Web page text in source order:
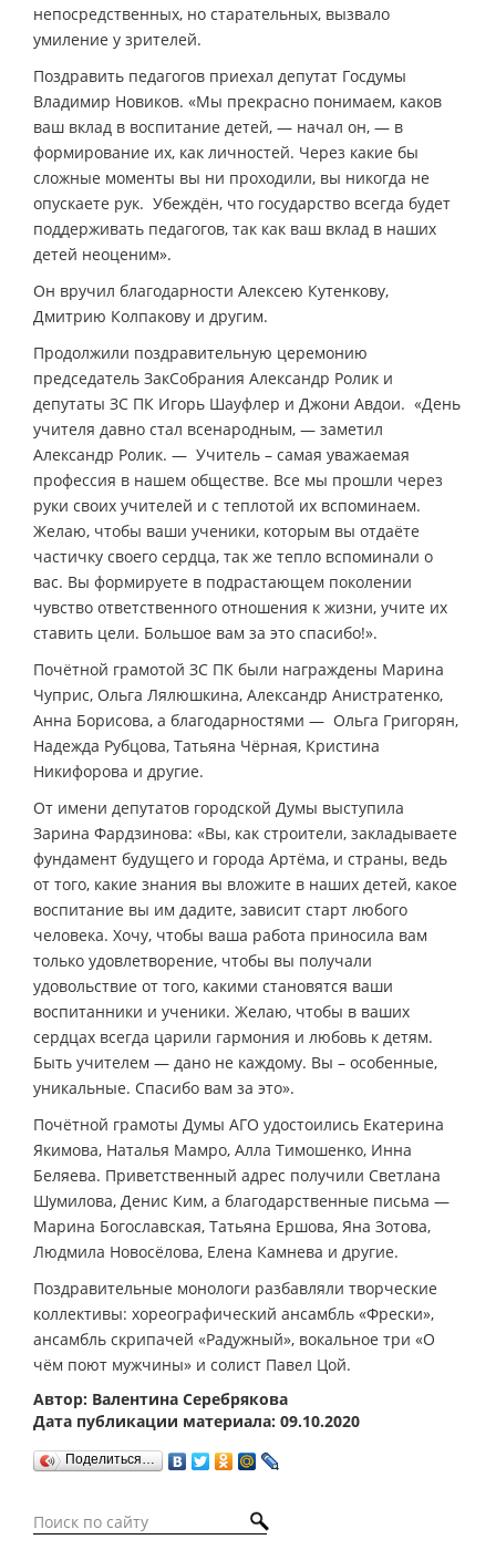
непосредственных, но старательных, вызвало
умиление у зрителей.
Поздравить педагогов приехал депутат Госдумы
Владимир Новиков. «Мы прекрасно понимаем, каков
ваш вклад в воспитание детей, — начал он, — в
формирование их, как личностей. Через какие бы
сложные моменты вы ни проходили, вы никогда не
опускаете рук. Убеждён, что государство всегда будет
поддерживать педагогов, так как ваш вклад в наших
детей неоценим».
Он вручил благодарности Алексею Кутенкову,
Дмитрию Колпакову и другим.
Продолжили поздравительную церемонию
председатель ЗакСобрания Александр Ролик и
депутаты ЗС ПК Игорь Шауфлер и Джони Авдои. «День
учителя давно стал всенародным, — заметил
Александр Ролик. — Учитель – самая уважаемая
профессия в нашем обществе. Все мы прошли через
руки своих учителей и с теплотой их вспоминаем.
Желаю, чтобы ваши ученики, которым вы отдаёте
частичку своего сердца, так же тепло вспоминали о
вас. Вы формируете в подрастающем поколении
чувство ответственного отношения к жизни, учите их
ставить цели. Большое вам за это спасибо!».
Почётной грамотой ЗС ПК были награждены Марина
Чуприс, Ольга Лялюшкина, Александр Анистратенко,
Анна Борисова, а благодарностями — Ольга Григорян,
Надежда Рубцова, Татьяна Чёрная, Кристина
Никифорова и другие.
От имени депутатов городской Думы выступила
Зарина Фардзинова: «Вы, как строители, закладываете
фундамент будущего и города Артёма, и страны, ведь
от того, какие знания вы вложите в наших детей, какое
воспитание вы им дадите, зависит старт любого
человека. Хочу, чтобы ваша работа приносила вам
только удовлетворение, чтобы вы получали
удовольствие от того, какими становятся ваши
воспитанники и ученики. Желаю, чтобы в ваших
сердцах всегда царили гармония и любовь к детям.
Быть учителем — дано не каждому. Вы – особенные,
уникальные. Спасибо вам за это».
Почётной грамоты Думы АГО удостоились Екатерина
Якимова, Наталья Мамро, Алла Тимошенко, Инна
Беляева. Приветственный адрес получили Светлана
Шумилова, Денис Ким, а благодарственные письма —
Марина Богославская, Татьяна Ершова, Яна Зотова,
Людмила Новосёлова, Елена Камнева и другие.
Поздравительные монологи разбавляли творческие
коллективы: хореографический ансамбль «Фрески»,
ансамбль скрипачей «Радужный», вокальное три «О
чём поют мужчины» и солист Павел Цой.
Автор: Валентина Серебрякова
Дата публикации материала: 09.10.2020
Поделиться…